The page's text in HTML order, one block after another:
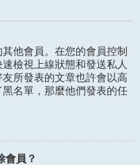
他會員。在您的會員控制
檢視上線狀態和發送私人
所發表的文章也許會以高
名單，那麼他們發表的任
會員？